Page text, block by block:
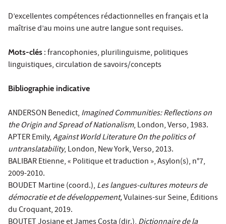
D’excellentes compétences rédactionnelles en français et la
maîtrise d’au moins une autre langue sont requises.
Mots-clés : francophonies, plurilinguisme, politiques
linguistiques, circulation de savoirs/concepts
Bibliographie indicative
ANDERSON Benedict, Imagined Communities: Reflections on
the Origin and Spread of Nationalism, London, Verso, 1983.
APTER Emily,Against World Literature On the politics of
untranslatability, London, New York, Verso, 2013.
BALIBAR Etienne, « Politique et traduction », Asylon(s), n°7,
2009-2010.
BOUDET Martine (coord.), Les langues-cultures moteurs de
démocratie et de développement,Vulaines-sur Seine, Éditions
du Croquant, 2019.